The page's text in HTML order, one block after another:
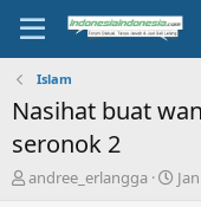
Islam
Nasihat buat
seronok 2
T
andree_erlangga
S